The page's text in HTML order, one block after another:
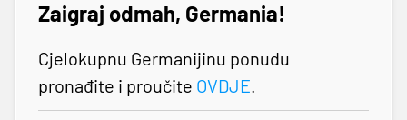
Zaigraj odmah, Germania!
Cjelokupnu Germanijinu ponudu
pronađite i proučite OVDJE